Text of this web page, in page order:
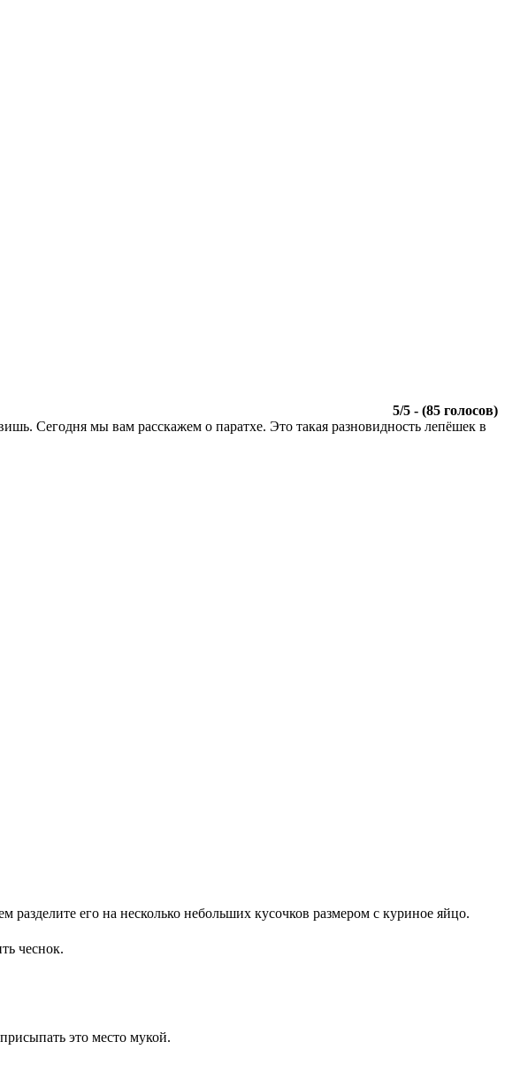
5/5 - (85 голосов)
Сегодня мы вам расскажем о паратхе. Это такая разновидность лепёшек в
его на несколько небольших кусочков размером с куриное яйцо.
чеснок.
это место мукой.